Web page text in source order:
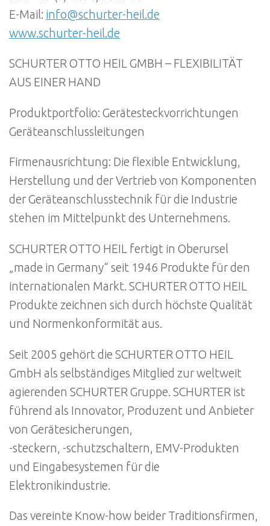
E-Mail: info@schurter-heil.de
www.schurter-heil.de
SCHURTER OTTO HEIL GMBH – FLEXIBILITÄT
AUS EINER HAND
Produktportfolio: Gerätesteckvorrichtungen
Geräteanschlussleitungen
Firmenausrichtung: Die flexible Entwicklung,
Herstellung und der Vertrieb von Komponenten
der Geräteanschlusstechnik für die Industrie
stehen im Mittelpunkt des Unternehmens.
SCHURTER OTTO HEIL fertigt in Oberursel
„made in Germany“ seit 1946 Produkte für den
internationalen Markt. SCHURTER OTTO HEIL
Produkte zeichnen sich durch höchste Qualität
und Normenkonformität aus.
Seit 2005 gehört die SCHURTER OTTO HEIL
GmbH als selbständiges Mitglied zur weltweit
agierenden SCHURTER Gruppe. SCHURTER ist
führend als Innovator, Produzent und Anbieter
von Gerätesicherungen,
-steckern, -schutzschaltern, EMV-Produkten
und Eingabesystemen für die
Elektronikindustrie.
Das vereinte Know-how beider Traditionsfirmen,